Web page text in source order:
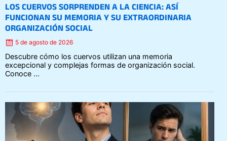
LOS CUERVOS SORPRENDEN A LA CIENCIA: ASÍ
FUNCIONAN SU MEMORIA Y SU EXTRAORDINARIA
ORGANIZACIÓN SOCIAL
5 de agosto de 2026
Descubre cómo los cuervos utilizan una memoria
excepcional y complejas formas de organización social.
Conoce ...
Posted
on